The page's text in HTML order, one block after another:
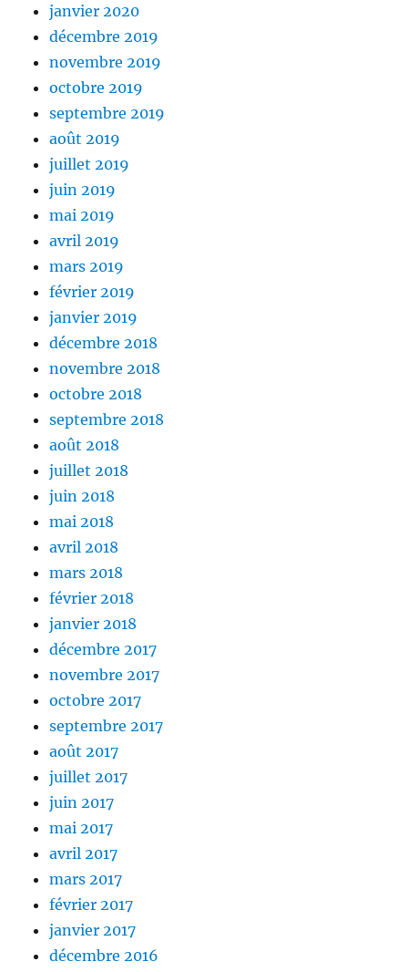
janvier 2020
décembre 2019
novembre 2019
octobre 2019
septembre 2019
août 2019
juillet 2019
juin 2019
mai 2019
avril 2019
mars 2019
février 2019
janvier 2019
décembre 2018
novembre 2018
octobre 2018
septembre 2018
août 2018
juillet 2018
juin 2018
mai 2018
avril 2018
mars 2018
février 2018
janvier 2018
décembre 2017
novembre 2017
octobre 2017
septembre 2017
août 2017
juillet 2017
juin 2017
mai 2017
avril 2017
mars 2017
février 2017
janvier 2017
décembre 2016